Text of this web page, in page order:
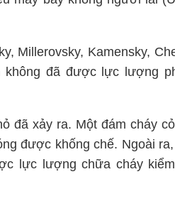
Millerovsky, Kamensky,
không đã được lực lượng
đã xảy ra. Một đám cháy
được khống chế. Ngoài
lực lượng chữa cháy